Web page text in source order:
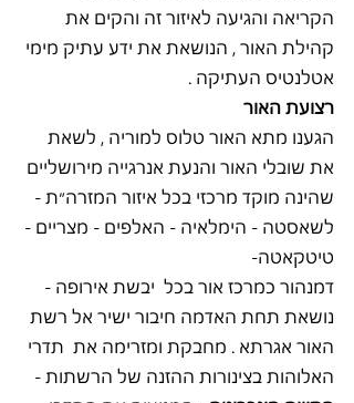
הקריאה והגיעה לאיזור זה והקים את
קהילת האור , הנושאת את ידע עתיק מימי
אטלנטיס העתיקה .
רצועת האור
הגענו מתא האור טלוס למוריה , לשאת
את שובלי האור והנעת אנרגייה מירושליים
שהינה מוקד מרכזי בכל איזור המזרה״ת -
לשאסטה - הימלאיה - האלפים - מצריים -
טיטקאטה-
דמנהור כמרכז אור בכל  יבשת אירופה -
נושאת תחת האדמה חיבור ישיר אל רשת
האור אגרתא . מחבקת ומזרימה את  תדרי
האלוהות בצינורות ההזנה של הרשתות -